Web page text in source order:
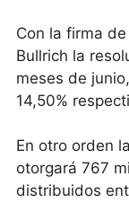
Con la firma
Bullrich la
meses de
14,50%
En otro orden
otorgará 767
distribuidos